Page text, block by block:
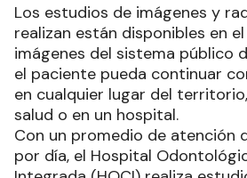
Los estudios de imágenes y
realizan están disponibles en
imágenes del sistema público
el paciente pueda continuar
en cualquier lugar del
salud o en un hospital.
Con un promedio de atención
por día, el Hospital